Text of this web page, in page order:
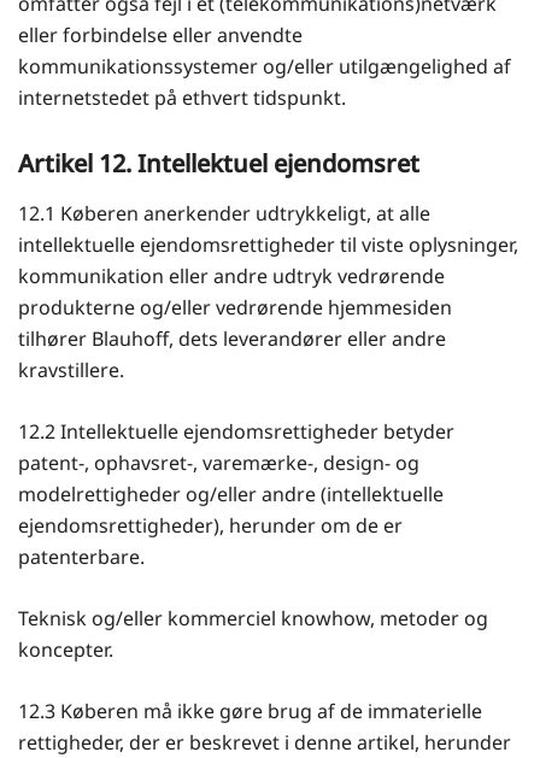
eller forbindelse eller anvendte
kommunikationssystemer og/eller utilgængelighed af
internetstedet på ethvert tidspunkt.
Artikel 12. Intellektuel ejendomsret
12.1 Køberen anerkender udtrykkeligt, at alle
intellektuelle ejendomsrettigheder til viste oplysninger,
kommunikation eller andre udtryk vedrørende
produkterne og/eller vedrørende hjemmesiden
tilhører Blauhoff, dets leverandører eller andre
kravstillere.
12.2 Intellektuelle ejendomsrettigheder betyder
patent-, ophavsret-, varemærke-, design- og
modelrettigheder og/eller andre (intellektuelle
ejendomsrettigheder), herunder om de er
patenterbare.
Teknisk og/eller kommerciel knowhow, metoder og
koncepter.
12.3 Køberen må ikke gøre brug af de immaterielle
rettigheder, der er beskrevet i denne artikel, herunder